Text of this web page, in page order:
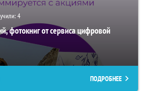
4
фотокниг от сервиса цифровой
ПОДРОБНЕЕ